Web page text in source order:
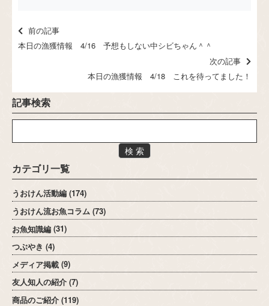
前の記事
本日の漁獲情報 4/16 予想もしない中シビちゃん＾＾
次の記事
本日の漁獲情報 4/18 これを待ってました！
記事検索
検 索
カテゴリ一覧
うおけん活動編 (174)
うおけん流お魚コラム (73)
お魚知識編 (31)
つぶやき (4)
メディア掲載 (9)
友人知人の紹介 (7)
商品のご紹介 (119)